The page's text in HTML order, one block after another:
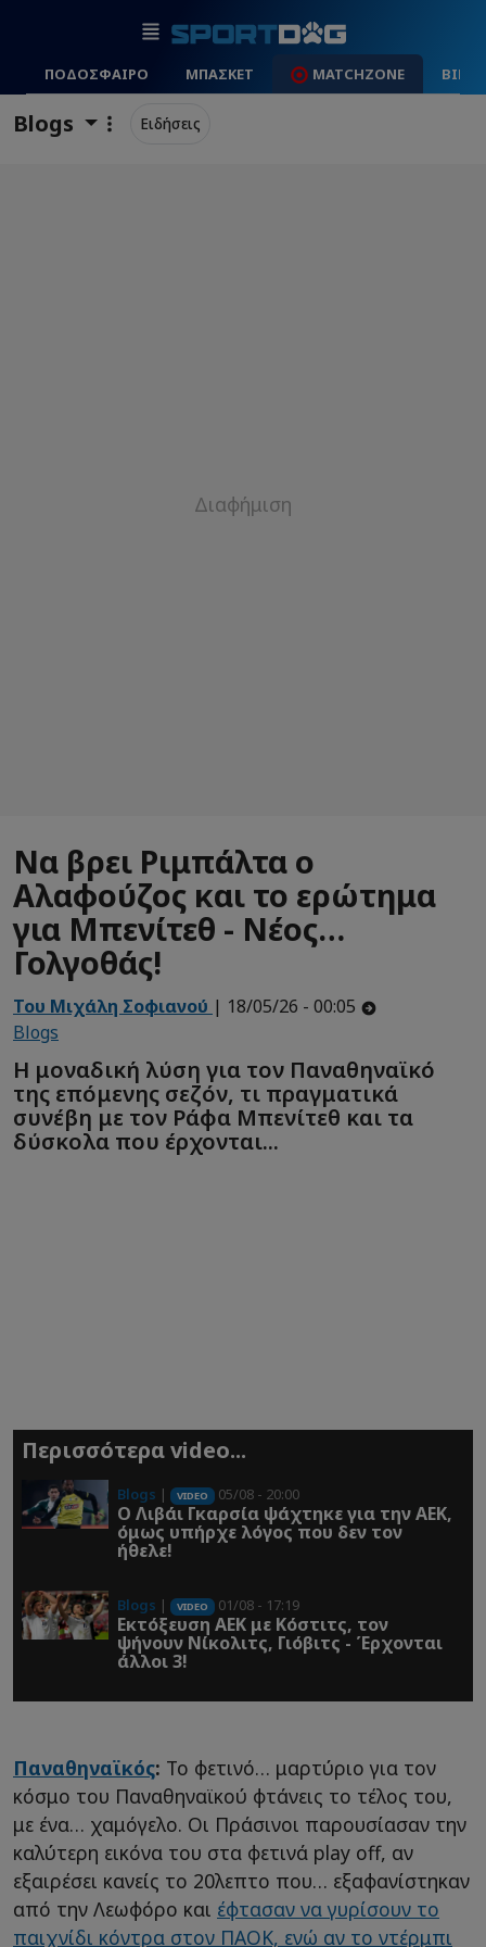
ΠΟΔΟΣΦΑΙΡΟ ΜΠΑΣΚΕΤ MATCHZONE
Blogs Ειδήσεις
Να βρει Ριμπάλτα ο
Αλαφούζος και το ερώτημα
για Μπενίτεθ - Νέος…
Γολγοθάς!
Του Μιχάλη Σοφιανού | 18/05/26 - 00:05
Blogs
Η μοναδική λύση για τον Παναθηναϊκό
της επόμενης σεζόν, τι πραγματικά
συνέβη με τον Ράφα Μπενίτεθ και τα
δύσκολα που έρχονται...
Περισσότερα video...
Blogs | VIDEO 05/08 - 20:00
O Λιβάι Γκαρσία ψάχτηκε για την ΑΕΚ,
όμως υπήρχε λόγος που δεν τον
ήθελε!
Blogs | VIDEO 01/08 - 17:19
Εκτόξευση ΑΕΚ με Κόστιτς, τον
ψήνουν Νίκολιτς, Γιόβιτς - Έρχονται
άλλοι 3!
Παναθηναϊκός: To φετινό… μαρτύριο για τον
κόσμο του Παναθηναϊκού φτάνεις το τέλος του,
με ένα… χαμόγελο. Οι Πράσινοι παρουσίασαν την
καλύτερη εικόνα του στα φετινά play off, αν
εξαιρέσει κανείς το 20λεπτο που… εξαφανίστηκαν
από την Λεωφόρο και έφτασαν να γυρίσουν το
παιχνίδι κόντρα στον ΠΑΟΚ, ενώ αν το ντέρμπι